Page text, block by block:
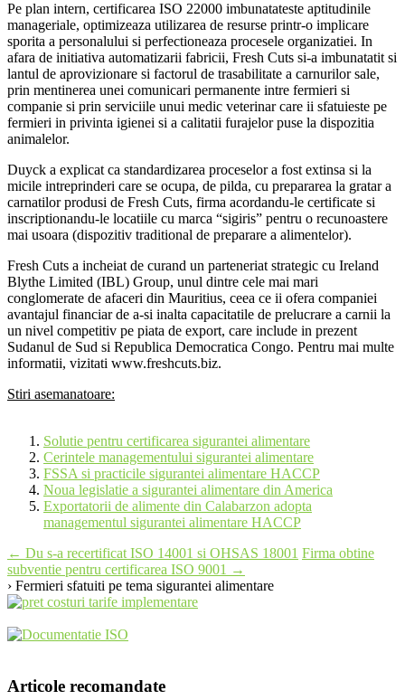
Pe plan intern, certificarea ISO 22000 imbunatateste aptitudinile
manageriale, optimizeaza utilizarea de resurse printr-o implicare
sporita a personalului si perfectioneaza procesele organizatiei. In
afara de initiativa automatizarii fabricii, Fresh Cuts si-a imbunatatit si
lantul de aprovizionare si factorul de trasabilitate a carnurilor sale,
prin mentinerea unei comunicari permanente intre fermieri si
companie si prin serviciile unui medic veterinar care ii sfatuieste pe
fermieri in privinta igienei si a calitatii furajelor puse la dispozitia
animalelor.
Duyck a explicat ca standardizarea proceselor a fost extinsa si la
micile intreprinderi care se ocupa, de pilda, cu prepararea la gratar a
carnatilor produsi de Fresh Cuts, firma acordandu-le certificate si
inscriptionandu-le locatiile cu marca “sigiris” pentru o recunoastere
mai usoara (dispozitiv traditional de preparare a alimentelor).
Fresh Cuts a incheiat de curand un parteneriat strategic cu Ireland
Blythe Limited (IBL) Group, unul dintre cele mai mari
conglomerate de afaceri din Mauritius, ceea ce ii ofera companiei
avantajul financiar de a-si inalta capacitatile de prelucrare a carnii la
un nivel competitiv pe piata de export, care include in prezent
Sudanul de Sud si Republica Democratica Congo. Pentru mai multe
informatii, vizitati www.freshcuts.biz.
Stiri asemanatoare:
Solutie pentru certificarea sigurantei alimentare
Cerintele managementului sigurantei alimentare
FSSA si practicile sigurantei alimentare HACCP
Noua legislatie a sigurantei alimentare din America
Exportatorii de alimente din Calabarzon adopta
managementul sigurantei alimentare HACCP
Post
navigation
← Du s-a recertificat ISO 14001 si OHSAS 18001 Firma obtine
subventie pentru certificarea ISO 9001 →
› Fermieri sfatuiti pe tema sigurantei alimentare
Articole recomandate